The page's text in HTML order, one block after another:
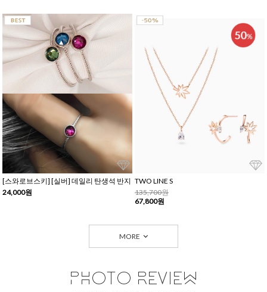
[스와로브스키] [실버] 데일리 탄생석 반지
24,000원
TWO LINE S
135,700원
67,800원
MORE